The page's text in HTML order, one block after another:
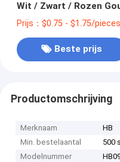
Wit / Zwart / Rozen
Geschenkdoos Met
Prijs：$0.75 - $1.75/pieces
Beste prijs
Productomschrijving
Merknaam
HB
Min. bestelaantal
500
Modelnummer